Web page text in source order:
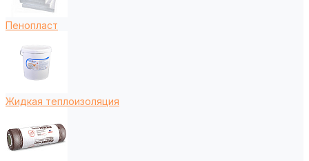
Пенопласт
Жидкая теплоизоляция